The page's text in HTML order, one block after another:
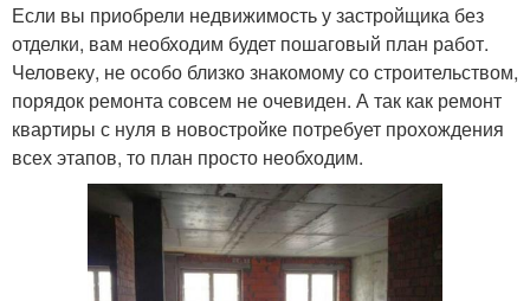
Если вы приобрели недвижимость у застройщика без
отделки, вам необходим будет пошаговый план работ.
Человеку, не особо близко знакомому со строительством,
порядок ремонта совсем не очевиден. А так как ремонт
квартиры с нуля в новостройке потребует прохождения
всех этапов, то план просто необходим.